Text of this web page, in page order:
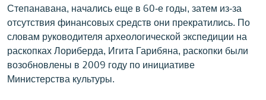
Степанавана, начались еще в 60-е годы, затем из-за
отсутствия финансовых средств они прекратились. По
словам руководителя археологической экспедиции на
раскопках Лориберда, Игита Гарибяна, раскопки были
возобновлены в 2009 году по инициативе
Министерства культуры.